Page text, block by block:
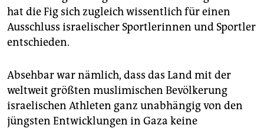
hat die Fig sich zugleich wissentlich für einen
Ausschluss israelischer Sportlerinnen und Sportler
entschieden.
Absehbar war nämlich, dass das Land mit der
weltweit größten muslimischen Bevölkerung
israelischen Athleten ganz unabhängig von den
jüngsten Entwicklungen in Gaza keine